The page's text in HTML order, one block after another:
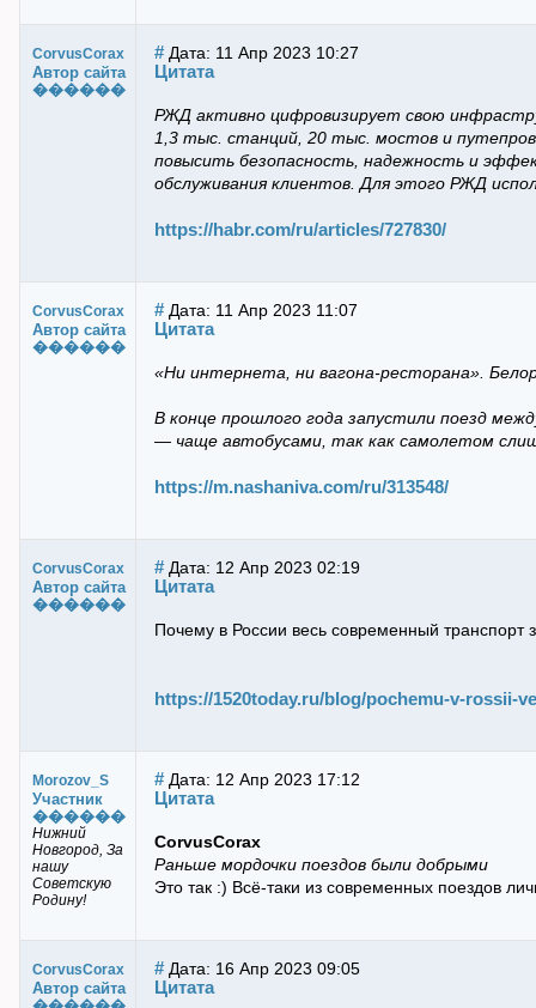
CorvusCorax
Автор сайта
������
# Дата: 11 Апр 2023 10:27
Цитата
РЖД активно цифровизирует свою
1,3 тыс. станций, 20 тыс. мостов и
повысить безопасность, надежность и
обслуживания клиентов. Для этого РЖД
https://habr.com/ru/articles/727830/
CorvusCorax
Автор сайта
������
# Дата: 11 Апр 2023 11:07
Цитата
«Ни интернета, ни вагона-ресторана».
В конце прошлого года запустили поезд
— чаще автобусами, так как самолетом
https://m.nashaniva.com/ru/313548/
CorvusCorax
Автор сайта
������
# Дата: 12 Апр 2023 02:19
Цитата
Почему в России весь современный
https://1520today.ru/blog/pochemu-v-rossii-
Morozov_S
Участник
������
Нижний
Новгород, За
нашу
Советскую
Родину!
# Дата: 12 Апр 2023 17:12
Цитата
CorvusCorax
Раньше мордочки поездов были добрыми
Это так :) Всё-таки из современных поездов
CorvusCorax
Автор сайта
# Дата: 16 Апр 2023 09:05
Цитата